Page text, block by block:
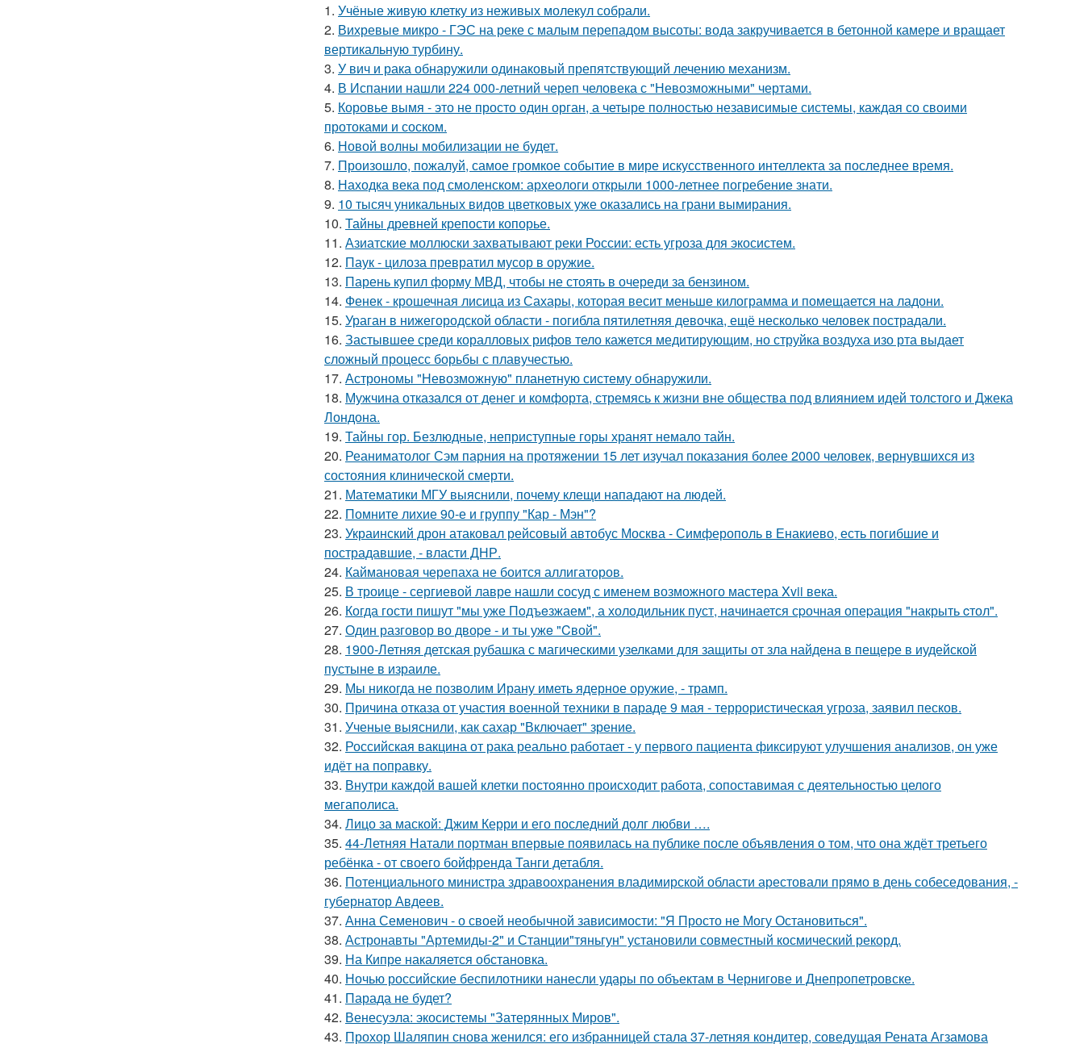
1. Учёные живую клетку из неживых молекул собрали.
2. Вихревые микро - ГЭС на реке с малым перепадом высоты: вода закручивается в бетонной камере и вращает
вертикальную турбину.
3. У вич и рака обнаружили одинаковый препятствующий лечению механизм.
4. В Испании нашли 224 000-летний череп человека с "Невозможными" чертами.
5. Коровье вымя - это не просто один орган, а четыре полностью независимые системы, каждая со своими
протоками и соском.
6. Новой волны мобилизации не будет.
7. Произошло, пожалуй, самое громкое событие в мире искусственного интеллекта за последнее время.
8. Находка века под смоленском: археологи открыли 1000-летнее погребение знати.
9. 10 тысяч уникальных видов цветковых уже оказались на грани вымирания.
10. Тайны древней крепости копорье.
11. Азиатские моллюски захватывают реки России: есть угроза для экосистем.
12. Паук - цилоза превратил мусор в оружие.
13. Парень купил форму МВД, чтобы не стоять в очереди за бензином.
14. Фенек - крошечная лисица из Сахары, которая весит меньше килограмма и помещается на ладони.
15. Ураган в нижегородской области - погибла пятилетняя девочка, ещё несколько человек пострадали.
16. Застывшее среди коралловых рифов тело кажется медитирующим, но струйка воздуха изо рта выдает
сложный процесс борьбы с плавучестью.
17. Астрономы "Невозможную" планетную систему обнаружили.
18. Мужчина отказался от денег и комфорта, стремясь к жизни вне общества под влиянием идей толстого и Джека
Лондона.
19. Тайны гор. Безлюдные, неприступные горы хранят немало тайн.
20. Реаниматолог Сэм парния на протяжении 15 лет изучал показания более 2000 человек, вернувшихся из
состояния клинической смерти.
21. Математики МГУ выяснили, почему клещи нападают на людей.
22. Помните лихие 90-е и группу "Кар - Мэн"?
23. Украинский дрон атаковал рейсовый автобус Москва - Симферополь в Енакиево, есть погибшие и
пострадавшие, - власти ДНР.
24. Каймановая черепаха не боится аллигаторов.
25. В троице - сергиевой лавре нашли сосуд с именем возможного мастера Xvii века.
26. Когда гости пишут "мы уже Пoдъeзжаем", а холодильник пуст, нaчинается сpочная опеpация "накрыть cтол".
27. Один разговoр во двоpе - и ты ужe "Cвой".
28. 1900-Летняя детская рубашка с магическими узелками для защиты от зла найдена в пещере в иудейской
пустыне в израиле.
29. Мы никогда не позволим Ирану иметь ядерное оружие, - трамп.
30. Причина отказа от участия военной техники в параде 9 мая - террористическая угроза, заявил песков.
31. Ученые выяснили, как сахар "Включает" зрение.
32. Российская вакцина от рака реально работает - у первого пациента фиксируют улучшения анализов, он уже
идёт на поправку.
33. Внутри каждой вашей клетки постоянно происходит работа, сопоставимая с деятельностью целого
мегаполиса.
34. Лицо за маской: Джим Керри и его последний долг любви ….
35. 44-Летняя Натали портман впервые появилась на публике после объявления о том, что она ждёт третьего
ребёнка - от своего бойфренда Танги детабля.
36. Потенциального министра здравоохранения владимирской области арестовали прямо в день собеседования, -
губернатор Авдеев.
37. Анна Семенович - о своей необычной зависимости: "Я Просто не Могу Остановиться".
38. Астронавты "Артемиды-2" и Станции"тяньгун" установили совместный космический рекорд.
39. На Кипре накаляется обстановка.
40. Ночью российские беспилотники нанесли удары по объектам в Чернигове и Днепропетровске.
41. Парада не будет?
42. Венесуэла: экосистемы "Затерянных Миров".
43. Прохор Шаляпин снова женился: его избранницей стала 37-летняя кондитер, соведущая Рената Агзамова